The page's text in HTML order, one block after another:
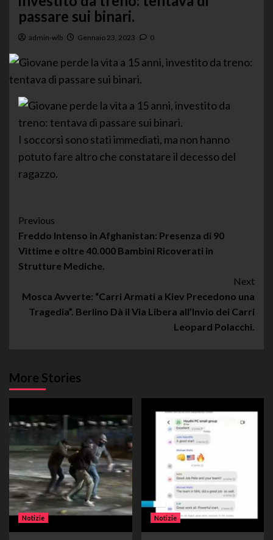
passare sui binari.
admin-wlb Gennaio 23, 2023 0
I soccorsi sono stati immediati, ma non hanno
potuto fare altro che constatare il decesso del
ragazzo.
Post
Navigation
Previous
Freddo Intenso in Afghanistan: Presenza di 90
Vittime e oltre 40.000 Bambini Ricoverati in
Strutture Mediche.
Next
Mosca Avverte: “Carri Armati a Kiev Precedono una
Tragedia”. Berlino Dà il Via Libera all’Invio dei Carri
Leopard Polacchi.
More Stories
Notizie Notizie